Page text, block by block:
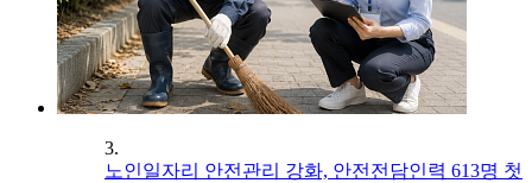
3.
노인일자리 안전관리 강화, 안전전담인력 613명 첫